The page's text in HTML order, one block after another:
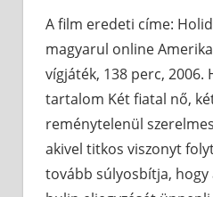
A film eredeti címe:
magyarul online
vígjáték, 138 perc, 2006.
tartalom Két fiatal nő,
reménytelenül
akivel titkos viszonyt
tovább súlyosbítja, hogy